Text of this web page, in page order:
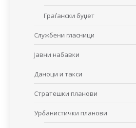
Граѓански буџет
Службени гласници
Јавни набавки
Даноци и такси
Стратешки планови
Урбанистички планови